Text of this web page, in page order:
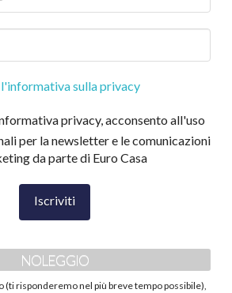
sulla privacy
privacy, acconsento all'uso
per la newsletter e le comunicazioni
da parte di Euro Casa
NOLEGGIO
(ti risponderemo nel più breve tempo possibile),